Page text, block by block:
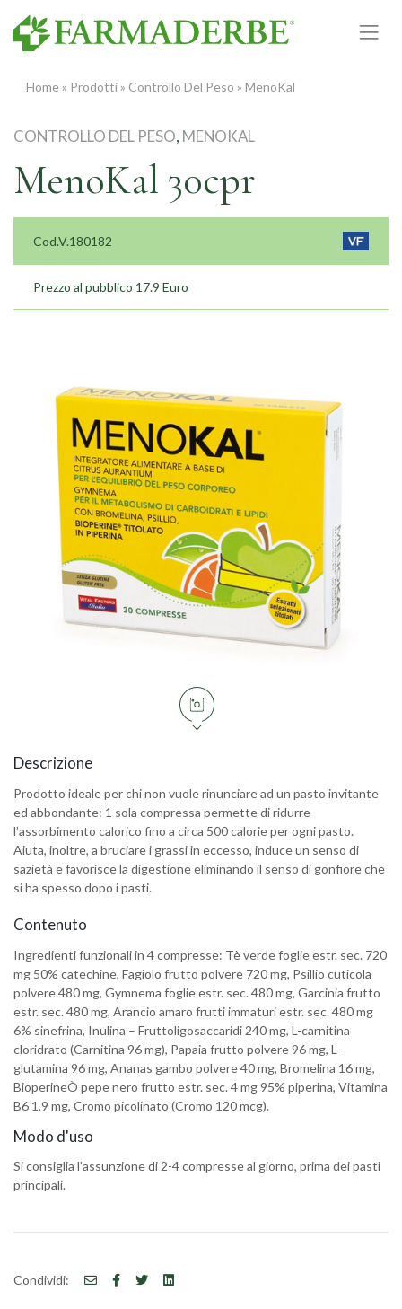
contenuto
Home » Prodotti » Controllo Del Peso » MenoKal
CONTROLLO DEL PESO, MENOKAL
MenoKal 30cpr
Cod.V.180182
Prezzo al pubblico 17.9 Euro
Descrizione
Prodotto ideale per chi non vuole rinunciare ad un pasto invitante
ed abbondante: 1 sola compressa permette di ridurre
l’assorbimento calorico fino a circa 500 calorie per ogni pasto.
Aiuta, inoltre, a bruciare i grassi in eccesso, induce un senso di
sazietà e favorisce la digestione eliminando il senso di gonfiore che
si ha spesso dopo i pasti.
Contenuto
Ingredienti funzionali in 4 compresse: Tè verde foglie estr. sec. 720
mg 50% catechine, Fagiolo frutto polvere 720 mg, Psillio cuticola
polvere 480 mg, Gymnema foglie estr. sec. 480 mg, Garcinia frutto
estr. sec. 480 mg, Arancio amaro frutti immaturi estr. sec. 480 mg
6% sinefrina, Inulina – Fruttoligosaccaridi 240 mg, L-carnitina
cloridrato (Carnitina 96 mg), Papaia frutto polvere 96 mg, L-
glutamina 96 mg, Ananas gambo polvere 40 mg, Bromelina 16 mg,
BioperineÒ pepe nero frutto estr. sec. 4 mg 95% piperina, Vitamina
B6 1,9 mg, Cromo picolinato (Cromo 120 mcg).
Modo d'uso
Si consiglia l’assunzione di 2-4 compresse al giorno, prima dei pasti
principali.
Condividi: